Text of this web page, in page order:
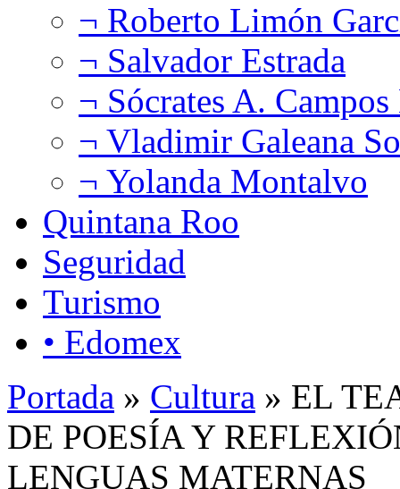
¬ Roberto Limón
¬ Salvador Estrada
¬ Sócrates A.
¬ Vladimir Galeana
¬ Yolanda Montalvo
Quintana Roo
Seguridad
Turismo
• Edomex
Portada » Cultura » EL
DE POESÍA Y
LENGUAS MATERNAS